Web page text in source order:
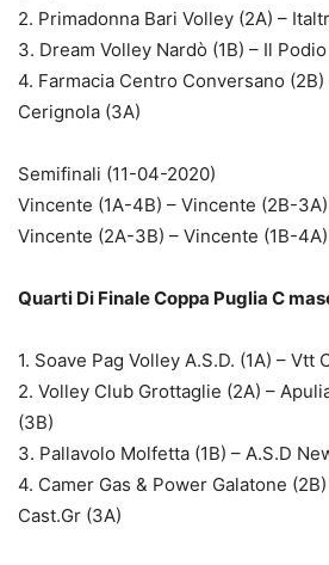
2. Primadonna Bari Volley (2A) –
3. Dream Volley Nardò (1B) – Il
4. Farmacia Centro Conversano
Cerignola (3A)
Semifinali (11-04-2020)
Vincente (1A-4B) – Vincente (2B-3A)
Vincente (2A-3B) – Vincente (1B-4A)
Quarti Di Finale Coppa Puglia C
1. Soave Pag Volley A.S.D. (1A) – Vtt
2. Volley Club Grottaglie (2A) –
(3B)
3. Pallavolo Molfetta (1B) – A.S.D
4. Camer Gas & Power Galatone
Cast.Gr (3A)